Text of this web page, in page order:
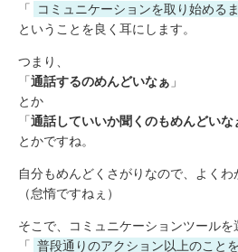
「
コミュニケーションを取り始める
ということを良く耳にします。
つまり、
「通話するのめんどいなぁ 」
とか
「通話していいか聞くのもめんどいな
とかですね。
自分もめんどくさがりなので、よくわ
（怠惰ですねぇ）
そこで、コミュニケーションツールを
「 普段通りのアクション以上のこと